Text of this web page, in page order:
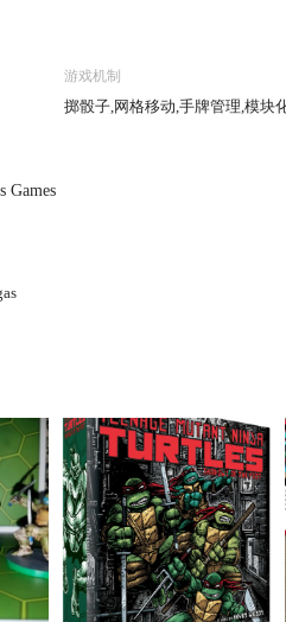
游戏机制
掷骰子,网格移动,手牌管理,模块
Games